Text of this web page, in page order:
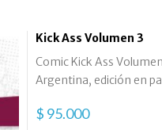
Kick Ass Volumen 3
Comic Kick Ass
Argentina, edición en
$ 95.000